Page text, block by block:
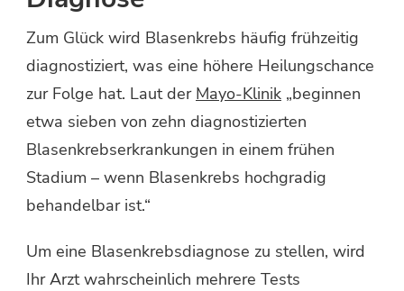
Zum Glück wird Blasenkrebs häufig frühzeitig
diagnostiziert, was eine höhere Heilungschance
zur Folge hat. Laut der Mayo-Klinik „beginnen
etwa sieben von zehn diagnostizierten
Blasenkrebserkrankungen in einem frühen
Stadium – wenn Blasenkrebs hochgradig
behandelbar ist.“
Um eine Blasenkrebsdiagnose zu stellen, wird
Ihr Arzt wahrscheinlich mehrere Tests